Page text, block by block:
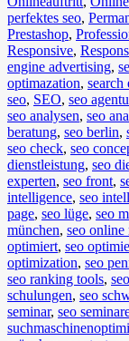
perfektes seo,
Prestashop,
Responsive,
engine advertising,
optimazation,
seo, SEO, seo
seo analysen, seo
beratung, seo berlin,
seo check, seo
dienstleistung, seo
experten, seo front,
intelligence, seo
page, seo lüge, seo
münchen, seo online
optimiert, seo
optimization, seo
seo ranking tools,
schulungen, seo
seminar, seo